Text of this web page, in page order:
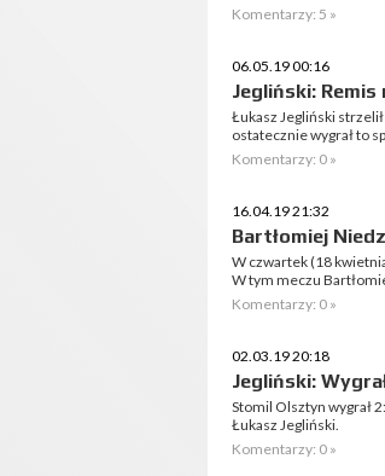
Komentarzy: 5 »
06.05.19 00:16
Jegliński: Remis
Łukasz Jegliński
ostatecznie wygrał to
Komentarzy: 0 »
16.04.19 21:32
Bartłomiej
W czwartek (18
W tym meczu
Komentarzy: 0 »
02.03.19 20:18
Jegliński:
Stomil Olsztyn wygrał
Łukasz Jegliński.
Komentarzy: 0 »